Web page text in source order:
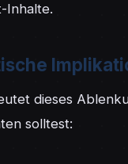
Inhalte.
dieses
solltest: